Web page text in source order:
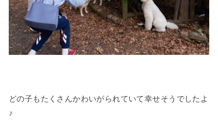
どの子もたくさんかわいがられていて幸せそうでしたよ
♪